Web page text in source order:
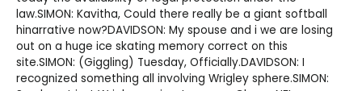
law.SIMON: Kavitha, Could there really be a giant softball
hinarrative now?DAVIDSON: My spouse and i we are losing
out on a huge ice skating memory correct on this
site.SIMON: (Giggling) Tuesday, Officially.DAVIDSON: I
recognized something all involving Wrigley sphere.SIMON: